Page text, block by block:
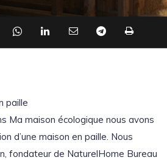
paille
Ma maison écologique nous avons
d’une maison en paille. Nous
fondateur de NaturelHome Bureau